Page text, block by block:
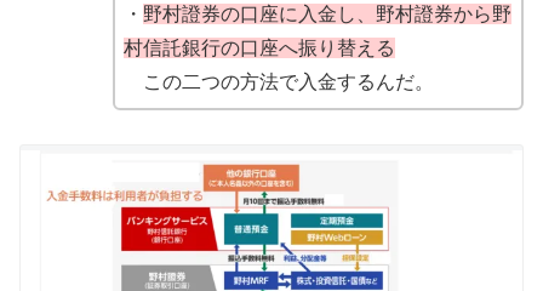
・ 野村證券の口座に入金し、野村證券から野
村信託銀行の口座へ振り替える
この二つの方法で入金するんだ。